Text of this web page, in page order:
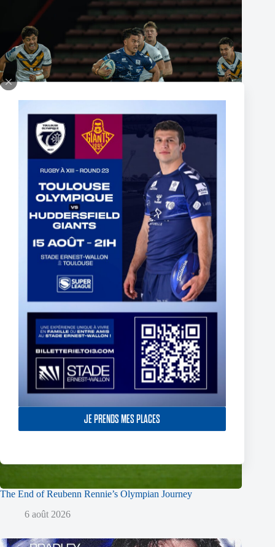
JE PRENDS MES PLACES
Fin de l’aventure Olympienne pour Reubenn Rennie
6 août 2026
The End of Reubenn Rennie’s Olympian Journey
6 août 2026